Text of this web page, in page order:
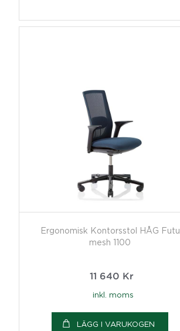
Ergonomisk Kontorsstol HÅG Futu
mesh 1100
11 640 Kr
inkl. moms
LÄGG I VARUKOGEN